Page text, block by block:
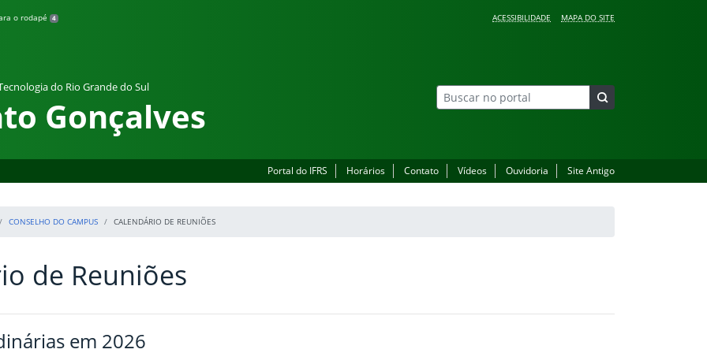
o rodapé 4 ACESSIBILIDADE MAPA DO SITE
do Rio Grande do Sul
Gonçalves
Portal do IFRS Horários Contato Vídeos Ouvidoria Site Antigo
CONSELHO DO CAMPUS CALENDÁRIO DE REUNIÕES
de Reuniões
em 2026